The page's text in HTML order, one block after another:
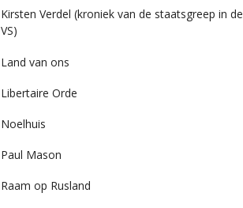
Kirsten Verdel (kroniek van de staatsgreep in de
VS)
Land van ons
Libertaire Orde
Noelhuis
Paul Mason
Raam op Rusland